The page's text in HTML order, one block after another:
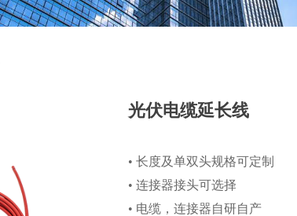
光伏电缆延长线
• 长度及单双头规格可定制
• 连接器接头可选择
• 电缆，连接器自研自产